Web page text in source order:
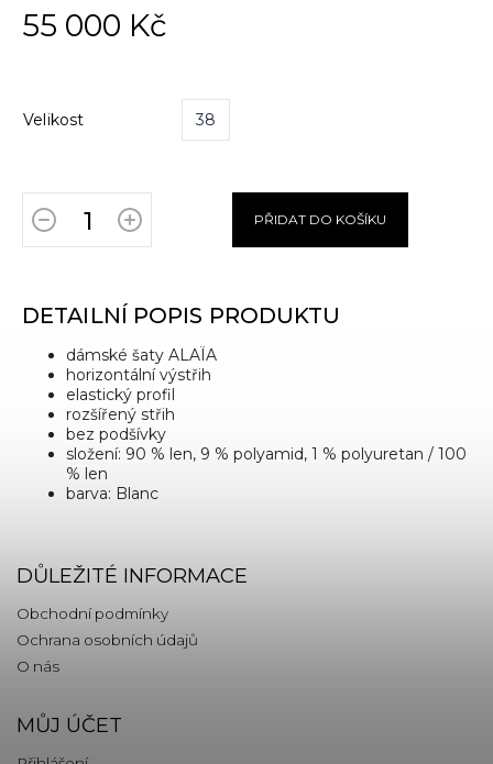
Velikost 38
55 000 Kč
PŘIDAT DO KOŠÍKU
DETAILNÍ POPIS PRODUKTU
dámské šaty ALAÏA
horizontální výstřih
elastický profil
rozšířený střih
bez podšívky
složení: 90 % len, 9 % polyamid, 1 % polyuretan / 100
% len
barva: Blanc
DŮLEŽITÉ INFORMACE
Obchodní podmínky
Ochrana osobních údajů
O nás
MŮJ ÚČET